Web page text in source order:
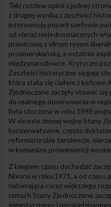
Taki rozziew opinii z jednej
z drugiej wynika z zaszłości
interwencję poparli szefowie
od nieraz niejednoznacznych
prawicową z silnym rysem
proamerykańską, a ostatnio
międzynarodówce. Krytyczni
Zaszłości historyczne sięgają
która stała się ciałem z końcem
Zjednoczone zaczęły stawać
do realnego dominowania w
była stoczona w roku 1898
W okresie zimnej wojny Stany
konserwatywne, często
reformatorskie tendencje,
w komunizm proweniencji
Z biegiem czasu dochodzić
Nixona w roku 1971, a od czasu
nabierająca coraz większego
ramach Stany Zjednoczone
gigantycznego i